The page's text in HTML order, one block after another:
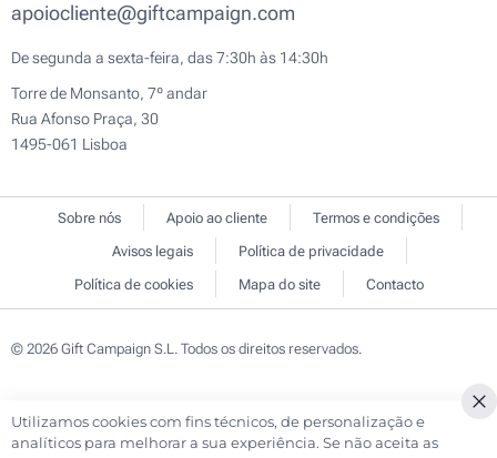
apoiocliente@giftcampaign.com
De segunda a sexta-feira, das 7:30h às 14:30h
Torre de Monsanto, 7º andar
Rua Afonso Praça, 30
1495-061 Lisboa
Sobre nós Apoio ao cliente
Termos e condições
Avisos legais
Política de privacidade
Política de cookies
Mapa do site Contacto
© 2026 Gift Campaign S.L. Todos os direitos reservados.
Utilizamos cookies com fins técnicos, de personalização e
analíticos para melhorar a sua experiência. Se não aceita as